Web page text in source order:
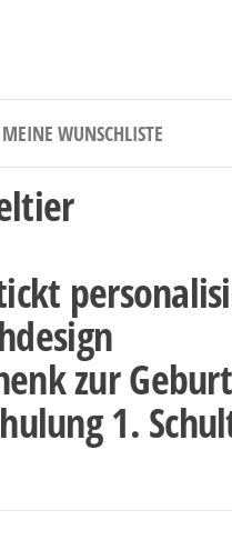
MEINE WUNSCHLISTE
zur
1.